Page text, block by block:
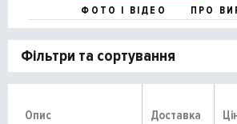
ФОТО І ВІДЕО
ПРО
Фільтри та сортування
Опис Доставка